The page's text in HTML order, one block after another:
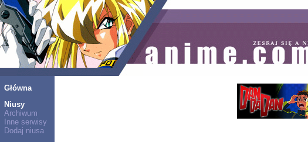
Główna
Niusy
Archiwum
Inne serwisy
Dodaj niusa